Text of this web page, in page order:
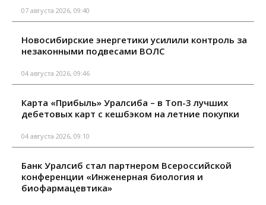
07 августа 2026, 09:40
Новосибирские энергетики усилили контроль за
незаконными подвесами ВОЛС
04 августа 2026, 09:46
Карта «Прибыль» Уралсиба – в Топ-3 лучших
дебетовых карт с кешбэком на летние покупки
04 августа 2026, 09:10
Банк Уралсиб стал партнером Всероссийской
конференции «Инженерная биология и
биофармацевтика»